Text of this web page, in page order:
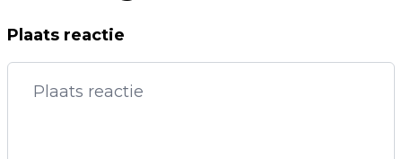
Plaats reactie